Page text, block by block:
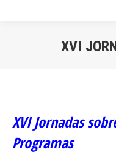
XVI
XVI Jornadas
Programas